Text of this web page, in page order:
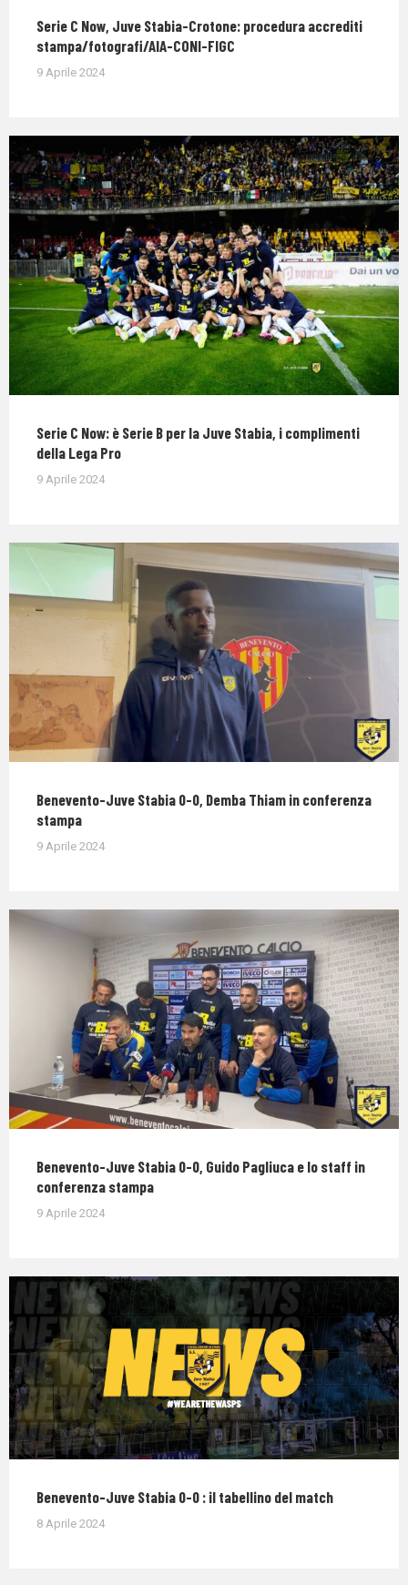
Serie C Now, Juve Stabia-Crotone: procedura accrediti
stampa/fotografi/AIA-CONI-FIGC
9 Aprile 2024
Serie C Now: è Serie B per la Juve Stabia, i complimenti
della Lega Pro
9 Aprile 2024
Benevento-Juve Stabia 0-0, Demba Thiam in conferenza
stampa
9 Aprile 2024
Benevento-Juve Stabia 0-0, Guido Pagliuca e lo staff in
conferenza stampa
9 Aprile 2024
Benevento-Juve Stabia 0-0 : il tabellino del match
8 Aprile 2024